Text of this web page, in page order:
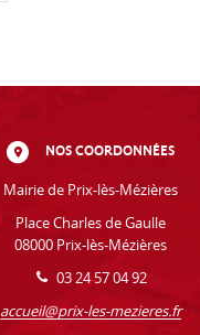
NOS COORDONNÉES
Mairie de Prix-lès-Mézières
Place Charles de Gaulle
08000 Prix-lès-Mézières
03 24 57 04 92
accueil@prix-les-mezieres.fr